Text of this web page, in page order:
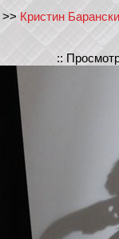
>> Кристин
::